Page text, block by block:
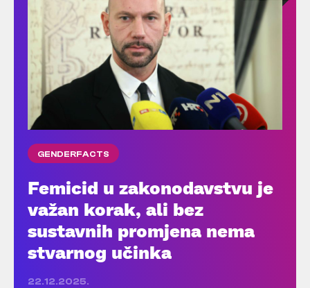
GENDERFACTS
Femicid u zakonodavstvu je
važan korak, ali bez
sustavnih promjena nema
stvarnog učinka
22.12.2025.